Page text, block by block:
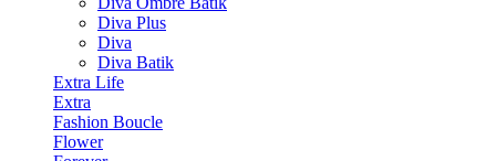
Diva Plus
Diva
Diva Batik
Extra Life
Extra
Fashion Boucle
Flower